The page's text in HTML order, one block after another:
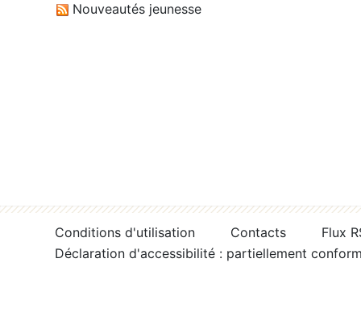
Nouveautés jeunesse
Conditions d'utilisation Contacts
Flux
Déclaration d'accessibilité : partiellement